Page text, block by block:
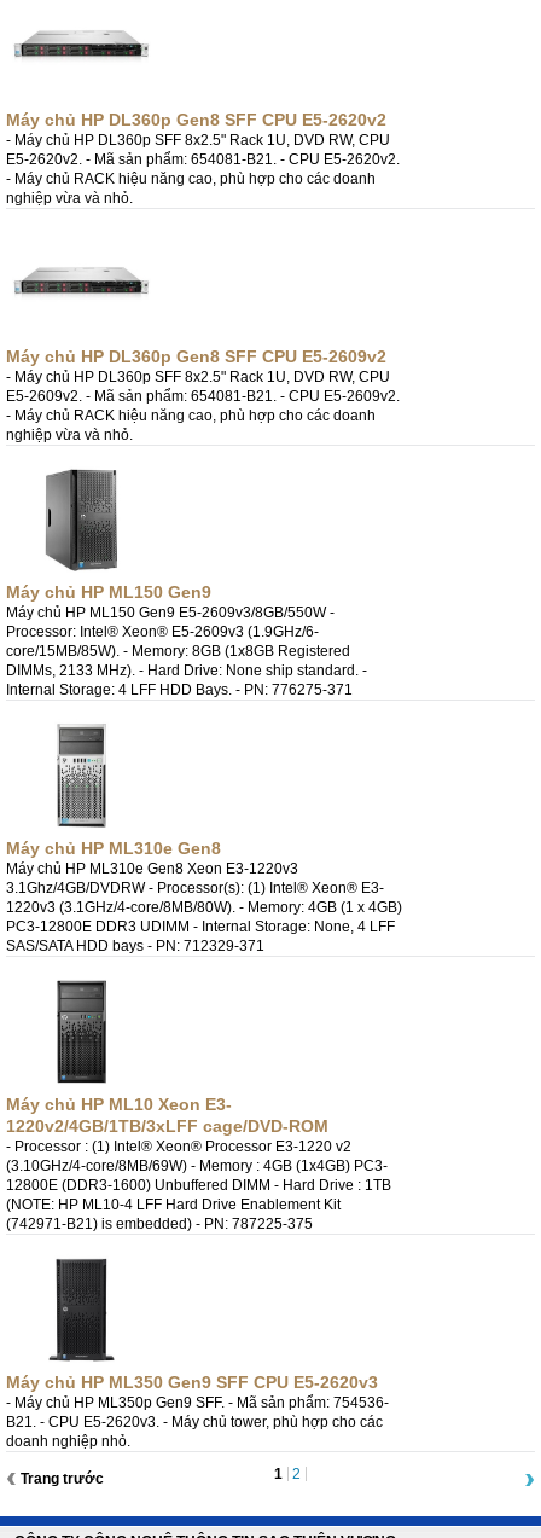
Máy chủ HP DL360p Gen8 SFF CPU E5-2620v2
- Máy chủ HP DL360p SFF 8x2.5" Rack 1U, DVD RW, CPU
E5-2620v2. - Mã sản phẩm: 654081-B21. - CPU E5-2620v2.
- Máy chủ RACK hiệu năng cao, phù hợp cho các doanh
nghiệp vừa và nhỏ.
Máy chủ HP DL360p Gen8 SFF CPU E5-2609v2
- Máy chủ HP DL360p SFF 8x2.5" Rack 1U, DVD RW, CPU
E5-2609v2. - Mã sản phẩm: 654081-B21. - CPU E5-2609v2.
- Máy chủ RACK hiệu năng cao, phù hợp cho các doanh
nghiệp vừa và nhỏ.
Máy chủ HP ML150 Gen9
Máy chủ HP ML150 Gen9 E5-2609v3/8GB/550W -
Processor: Intel® Xeon® E5-2609v3 (1.9GHz/6-
core/15MB/85W). - Memory: 8GB (1x8GB Registered
DIMMs, 2133 MHz). - Hard Drive: None ship standard. -
Internal Storage: 4 LFF HDD Bays. - PN: 776275-371
Máy chủ HP ML310e Gen8
Máy chủ HP ML310e Gen8 Xeon E3-1220v3
3.1Ghz/4GB/DVDRW - Processor(s): (1) Intel® Xeon® E3-
1220v3 (3.1GHz/4-core/8MB/80W). - Memory: 4GB (1 x 4GB)
PC3-12800E DDR3 UDIMM - Internal Storage: None, 4 LFF
SAS/SATA HDD bays - PN: 712329-371
Máy chủ HP ML10 Xeon E3-
1220v2/4GB/1TB/3xLFF cage/DVD-ROM
- Processor : (1) Intel® Xeon® Processor E3-1220 v2
(3.10GHz/4-core/8MB/69W) - Memory : 4GB (1x4GB) PC3-
12800E (DDR3-1600) Unbuffered DIMM - Hard Drive : 1TB
(NOTE: HP ML10-4 LFF Hard Drive Enablement Kit
(742971-B21) is embedded) - PN: 787225-375
Máy chủ HP ML350 Gen9 SFF CPU E5-2620v3
- Máy chủ HP ML350p Gen9 SFF. - Mã sản phẩm: 754536-
B21. - CPU E5-2620v3. - Máy chủ tower, phù hợp cho các
doanh nghiệp nhỏ.
Trang trước 1 2